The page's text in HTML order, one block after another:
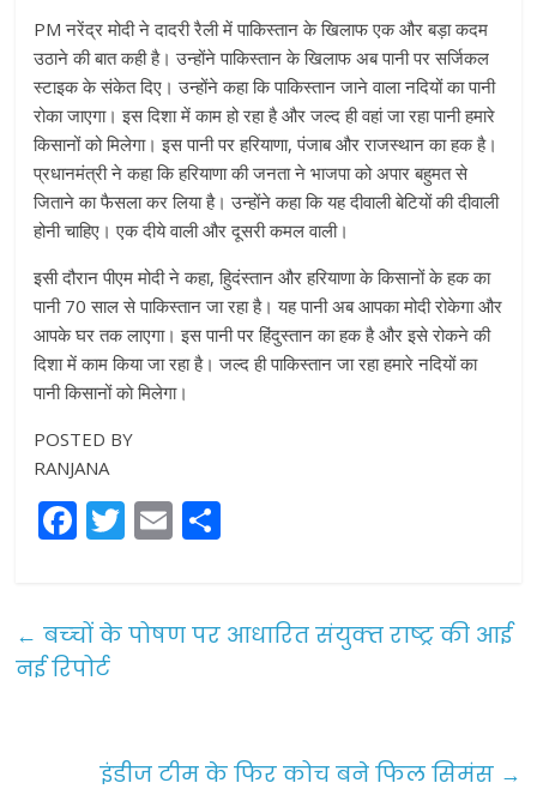
PM नरेंद्र मोदी ने दादरी रैली में पाकिस्‍तान के खिलाफ एक और बड़ा कदम
उठाने की बात कही है। उन्‍होंने पाकिस्‍तान के खिलाफ अब पानी पर सर्जिकल
स्‍टाइक के संकेत दिए। उन्‍होंने कहा कि पाकिस्‍तान जाने वाला नदियों का पानी
रोका जाएगा। इस दिशा में काम हो रहा है और जल्‍द ही वहां जा रहा पानी हमारे
किसानों को मिलेगा। इस पानी पर हरियाणा, पंजाब और राजस्‍थान का हक है।
प्रधानमंत्री ने कहा कि हरियाणा की जनता ने भाजपा को अपार बहुमत से
जिताने का फैसला कर लिया है। उन्‍होंने कहा कि यह दीवाली बेटियों की दीवाली
होनी चाहिए। एक दीये वाली और दूसरी कमल वाली।
इसी दौरान पीएम मोदी ने कहा, हिुदंस्‍तान और हरियाणा के किसानों के हक का
पानी 70 साल से पाकिस्‍तान जा रहा है। यह पानी अब आपका मोदी रोकेगा और
आपके घर तक लाएगा। इस पानी पर हिंदुस्‍तान का हक है और इसे रोकने की
दिशा में काम किया जा रहा है। जल्‍द ही पाकिस्‍तान जा रहा हमारे नदियों का
पानी किसानों काे मिलेगा।
POSTED BY
RANJANA
F
a
e
b
T
w
er
E
m
l e
← बच्‍चों के पोषण पर आधारित संयुक्‍त राष्‍ट्र की आई
नई रिपोर्ट
इंडीज टीम के फिर कोच बने फिल सिमंस →